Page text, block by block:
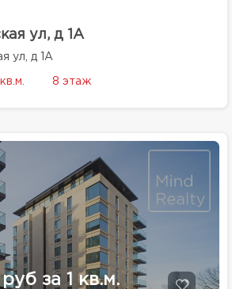
ул, д 1А
ул, д 1А
8 этаж
за 1 кв.м.